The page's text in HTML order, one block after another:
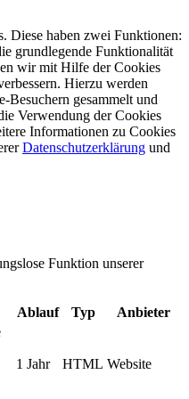
Diese haben zwei Funktionen:
grundlegende Funktionalität
wir mit Hilfe der Cookies
Hierzu werden
Besuchern gesammelt und
Verwendung der Cookies
Informationen zu Cookies
Datenschutzerklärung und
Funktion unserer
Ablauf Typ Anbieter
1 Jahr HTML Website